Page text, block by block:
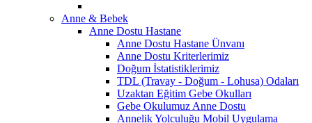
Anne & Bebek
Anne Dostu Hastane
Anne Dostu Hastane Ünvanı
Anne Dostu Kriterlerimiz
Doğum İstatistiklerimiz
TDL (Travay - Doğum - Lohusa) Odaları
Uzaktan Eğitim Gebe Okulları
Gebe Okulumuz Anne Dostu
Annelik Yolculuğu Mobil Uygulama